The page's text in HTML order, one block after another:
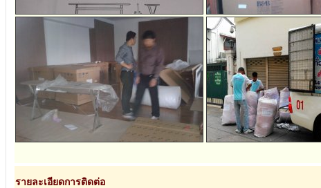
รายละเอียดการติดต่อ